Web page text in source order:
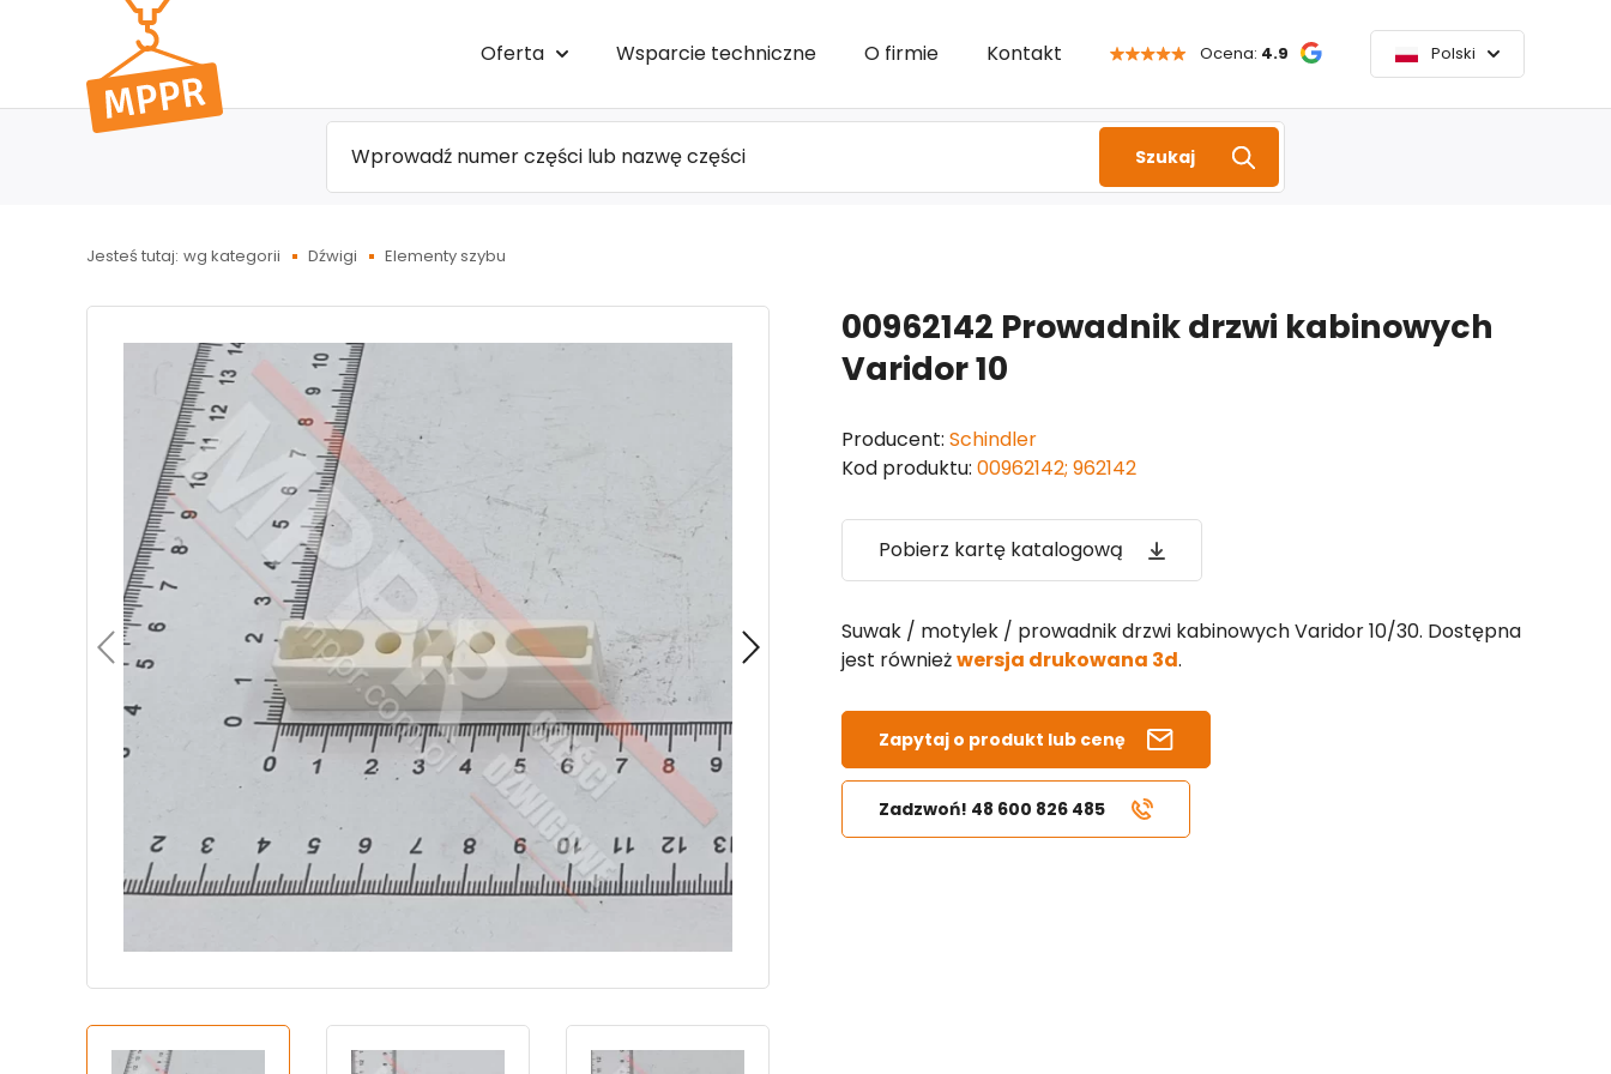
do menu
głównego
Oferta Wsparcie techniczne O firmie Kontakt Ocena: 4.9 Polski
Szukaj
Jesteś tutaj: wg kategorii Dźwigi Elementy szybu
00962142 Prowadnik drzwi kabinowych
Varidor 10
Producent: Schindler
Kod produktu: 00962142; 962142
Pobierz kartę katalogową
Suwak / motylek / prowadnik drzwi kabinowych Varidor 10/30. Dostępna
jest równieżwersja drukowana 3d.
Zapytaj o produkt lub cenę
Zadzwoń! 48 600 826 485